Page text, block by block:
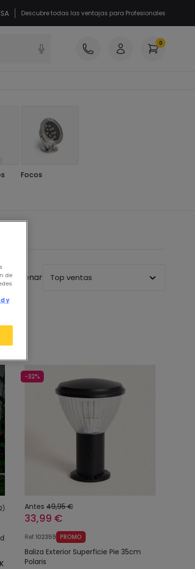
Descubre todas las ventajas para Profesionales
0
Focos
Ordenar Top ventas
2)
-32%
Antes 49,95 €
33,99 €
Ref102359 PROMO
Baliza Exterior Superficie Pie 35cm
Polaris
de
y